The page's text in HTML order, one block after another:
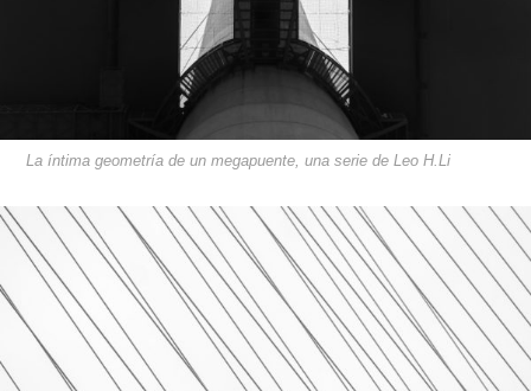
La íntima geometría de un megapuente, una serie de Leo H.Li